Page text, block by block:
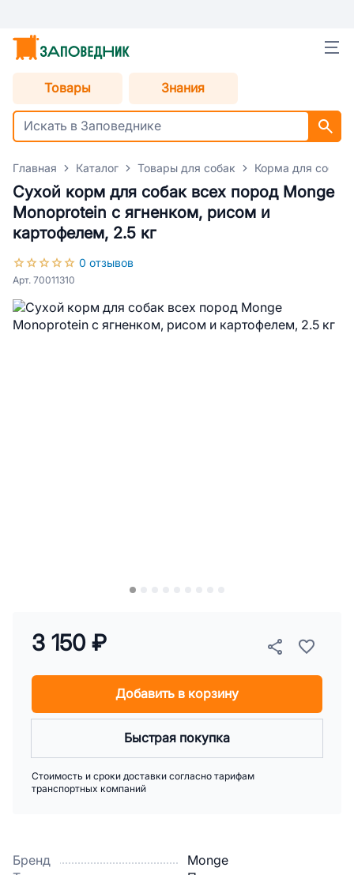
Товары Знания
Главная Каталог Товары для собак Корма для собак
Сухой корм для собак всех пород Monge
Monoprotein с ягненком, рисом и
картофелем, 2.5 кг
0 отзывов
Арт. 70011310
Бренд
Monge
3 150 ₽
Добавить в корзину
Быстрая покупка
Стоимость и сроки доставки согласно тарифам
транспортных компаний